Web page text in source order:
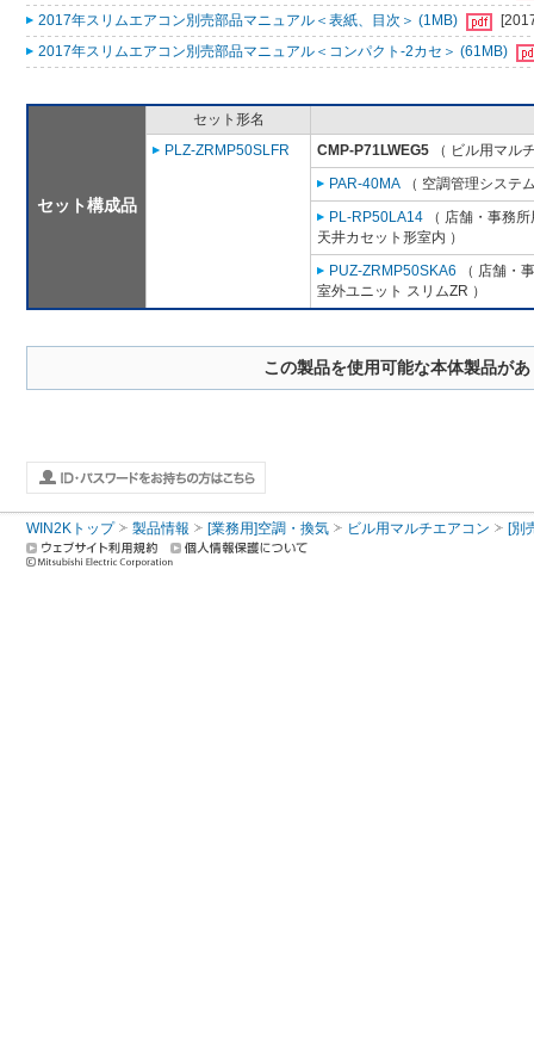
2017年スリムエアコン別売部品マニュアル＜表紙、目次＞ (1MB)
2017年スリムエアコン別売部品マニュアル＜コンパクト-2カセ＞ (61MB)
セット構成品
セット形名
PLZ-ZRMP50SLFR
CMP-P71LWEG5 （ ビル用マル
PAR-40MA （ 空調管理システ
PL-RP50LA14 （ 店舗・事務
天井カセット形室内 ）
PUZ-ZRMP50SKA6 （ 店舗・
室外ユニット スリムZR ）
この製品を使用可能な本体製品が
WIN2Kトップ 製品情報 [業務用]空調・換気 ビル用マルチエアコン [別